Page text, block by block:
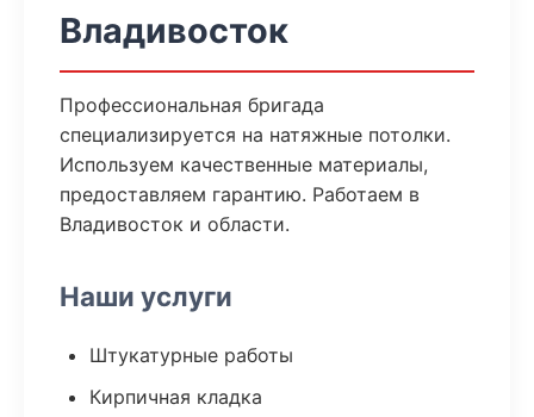
Владивосток
Профессиональная бригада
специализируется на натяжные потолки.
Используем качественные материалы,
предоставляем гарантию. Работаем в
Владивосток и области.
Наши услуги
Штукатурные работы
Кирпичная кладка